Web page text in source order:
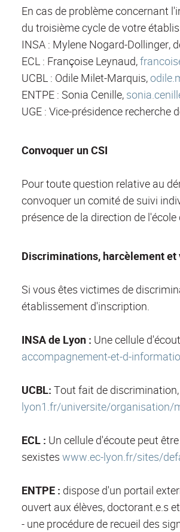
En cas de problème concernant
du troisième cycle de votre
INSA : Mylene Nogard-Dollinger,
ECL : Françoise Leynaud,
UCBL : Odile Milet-Marquis,
ENTPE : Sonia Cenille,
UGE : Vice-présidence recherche
Convoquer un CSI
Pour toute question relative au
convoquer un comité de suivi
présence de la direction de
Discriminations, harcèlement
Si vous êtes victimes de
établissement d'inscription.
INSA de Lyon : Une cellule
accompagnement-et-d-
UCBL: Tout fait de
lyon1.fr/universite/organisation/
ECL : Un cellule d'écoute peut
sexistes www.ec-lyon.fr/sites/
ENTPE : dispose d'un portail
ouvert aux élèves, doctorant.e.s
- une procédure de recueil des